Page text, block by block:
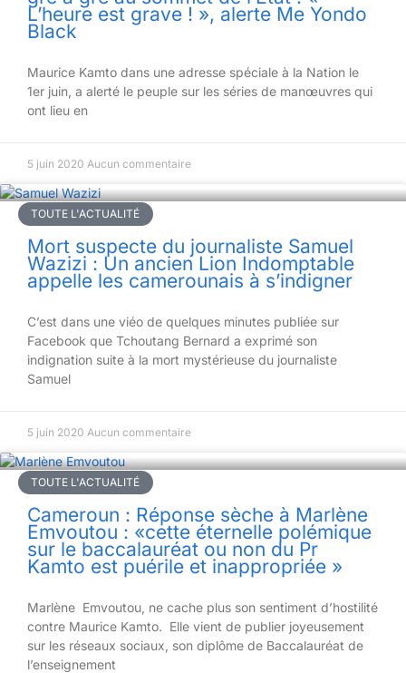
L’heure est grave ! », alerte Me Yondo
Black
Maurice Kamto dans une adresse spéciale à la Nation le
1er juin, a alerté le peuple sur les séries de manœuvres qui
ont lieu en
5 juin 2020 Aucun commentaire
TOUTE L'ACTUALITÉ
Mort suspecte du journaliste Samuel
Wazizi : Un ancien Lion Indomptable
appelle les camerounais à s’indigner
C’est dans une viéo de quelques minutes publiée sur
Facebook que Tchoutang Bernard a exprimé son
indignation suite à la mort mystérieuse du journaliste
Samuel
5 juin 2020 Aucun commentaire
TOUTE L'ACTUALITÉ
Cameroun : Réponse sèche à Marlène
Emvoutou : «cette éternelle polémique
sur le baccalauréat ou non du Pr
Kamto est puérile et inappropriée »
Marlène Emvoutou, ne cache plus son sentiment d’hostilité
contre Maurice Kamto. Elle vient de publier joyeusement
sur les réseaux sociaux, son diplôme de Baccalauréat de
l’enseignement